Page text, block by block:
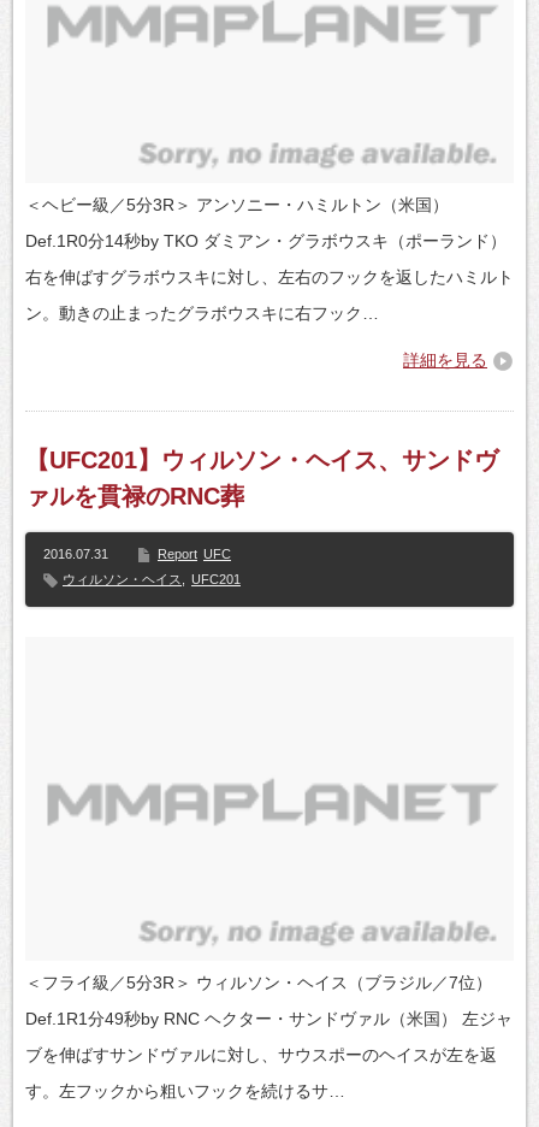
＜ヘビー級／5分3R＞ アンソニー・ハミルトン（米国）
Def.1R0分14秒by TKO ダミアン・グラボウスキ（ポーランド）
右を伸ばすグラボウスキに対し、左右のフックを返したハミルト
ン。動きの止まったグラボウスキに右フック…
詳細を見る
【UFC201】ウィルソン・ヘイス、サンドヴ
ァルを貫禄のRNC葬
2016.07.31 Report UFC
ウィルソン・ヘイス
UFC201
＜フライ級／5分3R＞ ウィルソン・ヘイス（ブラジル／7位）
Def.1R1分49秒by RNC ヘクター・サンドヴァル（米国） 左ジャ
ブを伸ばすサンドヴァルに対し、サウスポーのヘイスが左を返
す。左フックから粗いフックを続けるサ…